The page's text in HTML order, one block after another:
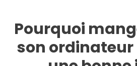
Pourquoi
son ordinateur